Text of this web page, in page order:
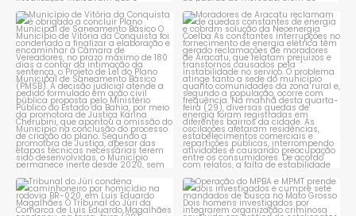
Município de Vitória da
Conquista é obrigado a...
1 0
Moradores de Aracatu
reclamam de quedas
constantes ...
1 0
Tribunal do Júri condena
caminhoneiro por...
Operação do MPBA e MPMT
prende dois investigados e...